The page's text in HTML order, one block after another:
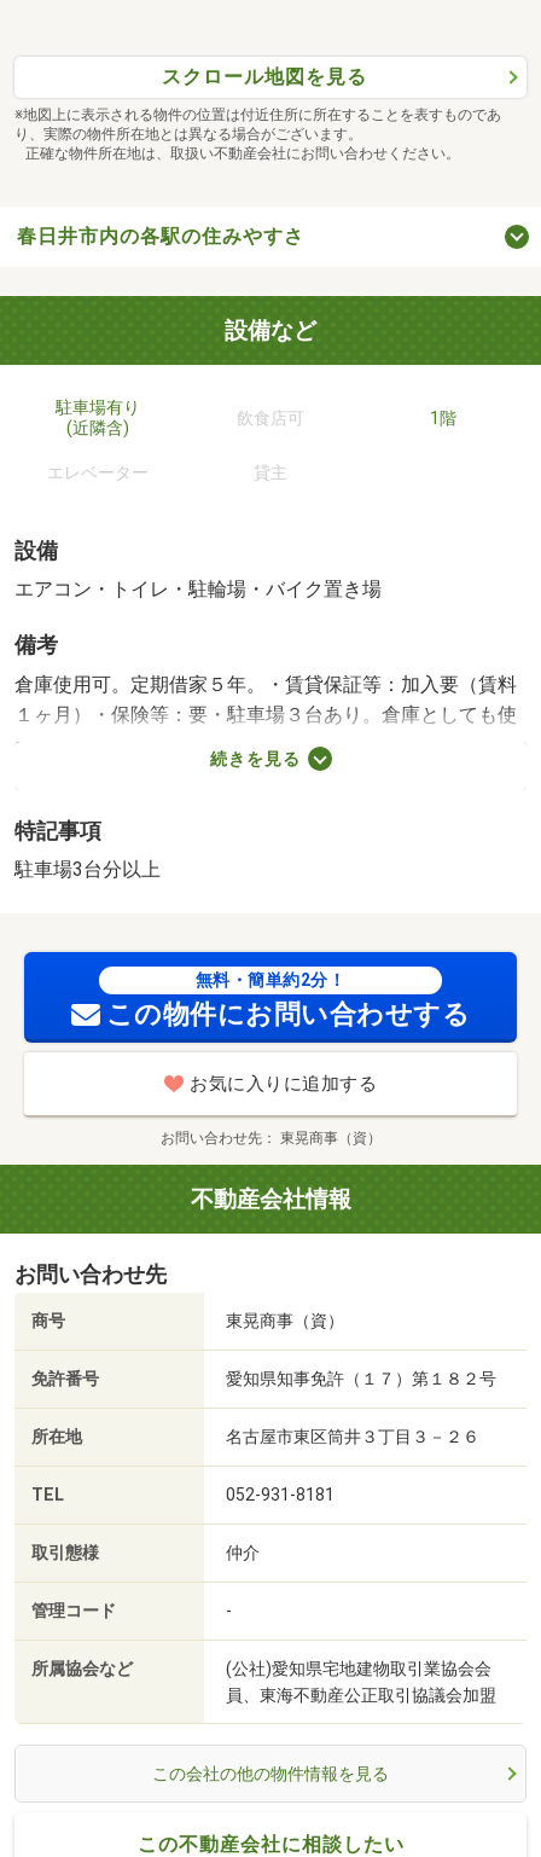
スクロール地図を見る
※地図上に表示される物件の位置は付近住所に所在することを表すものであ
り、実際の物件所在地とは異なる場合がございます。
正確な物件所在地は、取扱い不動産会社にお問い合わせください。
春日井市内の各駅の住みやすさ
設備など
駐車場有り
(近隣含)
飲食店可 1階
エレベーター 貸主
設備
エアコン・トイレ・駐輪場・バイク置き場
備考
倉庫使用可。定期借家５年。・賃貸保証等：加入要（賃料
１ヶ月）・保険等：要・駐車場３台あり。倉庫としても使
用可。・バイク置場：有・駐輪場：有 駐車場:有 無料 築年
続きを見る
特記事項
駐車場3台分以上
無料・簡単約2分！
この物件にお問い合わせする
お気に入りに追加する
お問い合わせ先 東晃商事（資）
不動産会社情報
お問い合わせ先
商号 東晃商事（資）
免許番号 愛知県知事免許（１７）第１８２号
所在地 名古屋市東区筒井３丁目３－２６
TEL 052-931-8181
取引態様 仲介
管理コード -
所属協会など
(公社)愛知県宅地建物取引業協会会
員、東海不動産公正取引協議会加盟
この会社の他の物件情報を見る
この不動産会社に相談したい